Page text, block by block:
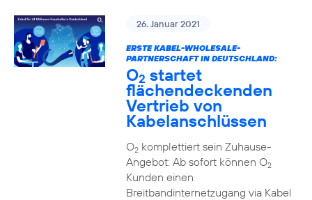
26. Januar 2021
ERSTE KABEL-WHOLESALE-
PARTNERSCHAFT IN DEUTSCHLAND:
O2 startet
flächendeckenden
Vertrieb von
Kabelanschlüssen
O2komplettiert sein Zuhause-
Angebot: Ab sofort können O2
Kunden einen
Breitbandinternetzugang via Kabel